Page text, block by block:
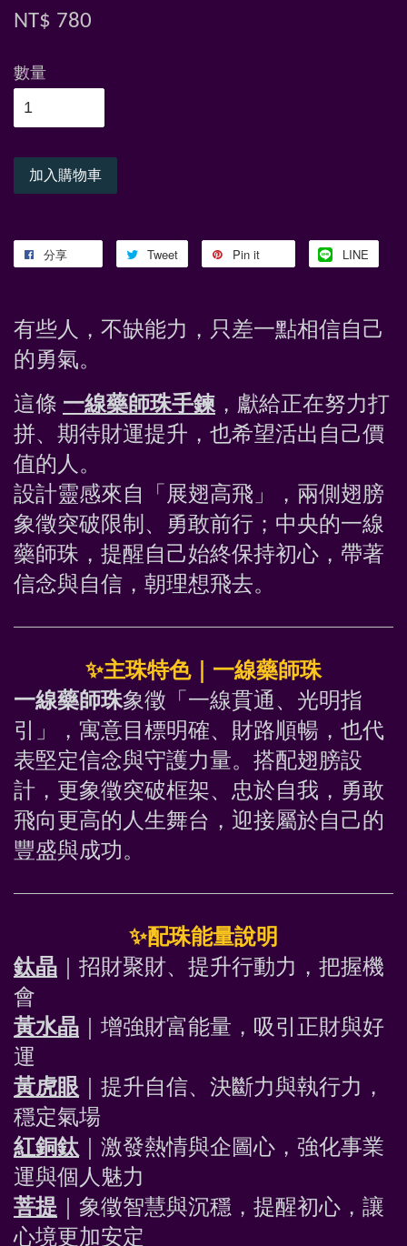
NT$ 780
數量
加入購物車
分享 Tweet Pin it LINE
有些人，不缺能力，只差一點相信自己
的勇氣。
這條 一線藥師珠手鍊 ，獻給正在努力打
拼、期待財運提升，也希望活出自己價
值的人。
設計靈感來自「展翅高飛」，兩側翅膀
象徵突破限制、勇敢前行；中央的一線
藥師珠，提醒自己始終保持初心，帶著
信念與自信，朝理想飛去。
✨主珠特色｜ 一線藥師珠
一線藥師珠象徵「一線貫通、光明指
引」，寓意目標明確、財路順暢，也代
表堅定信念與守護力量。搭配翅膀設
計，更象徵突破框架、忠於自我，勇敢
飛向更高的人生舞台，迎接屬於自己的
豐盛與成功。
✨配珠能量說明
鈦晶 ｜招財聚財、提升行動力，把握機
會
黃水晶 ｜增強財富能量，吸引正財與好
運
黃虎眼 ｜提升自信、決斷力與執行力，
穩定氣場
紅銅鈦 ｜激發熱情與企圖心，強化事業
運與個人魅力
菩提 ｜象徵智慧與沉穩，提醒初心，讓
心境更加安定